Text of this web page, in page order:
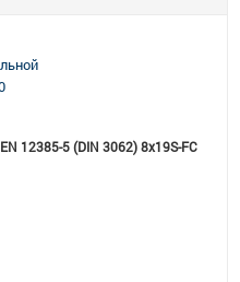
12385-5 (DIN 3062) 8х19S-FC